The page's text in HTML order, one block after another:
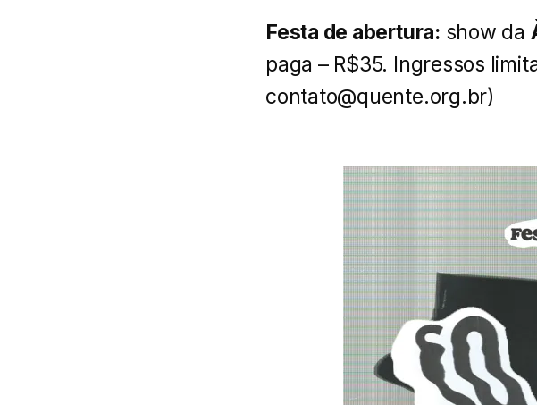
Festa de abertura: show da
paga – R$35. Ingressos
contato@quente.org.br)